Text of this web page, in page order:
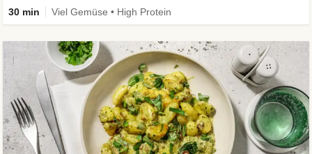
30 min Viel Gemüse • High Protein